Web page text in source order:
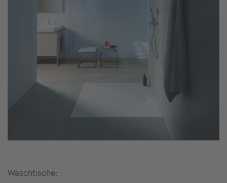
Waschtische: